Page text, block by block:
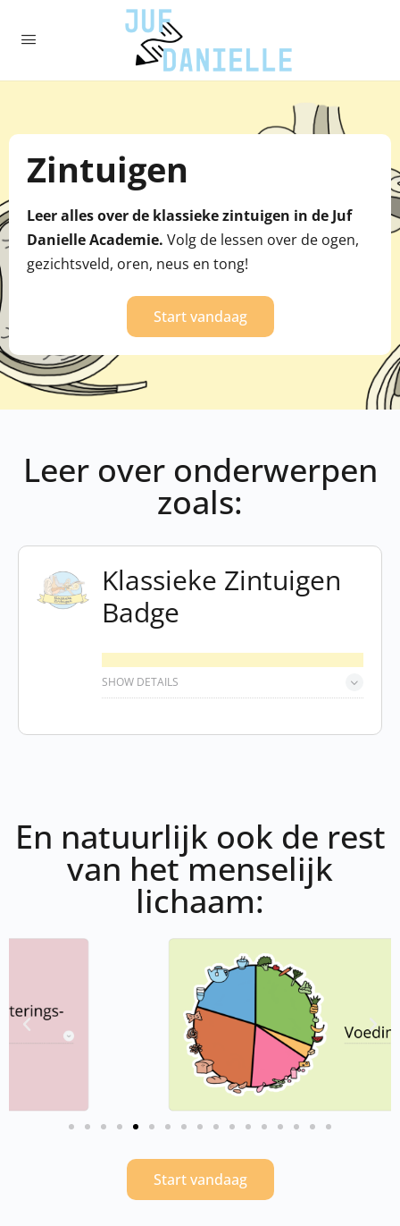
Zintuigen
Leer alles over de klassieke zintuigen in de Juf
Danielle Academie. Volg de lessen over de ogen,
gezichtsveld, oren, neus en tong!
Start vandaag
Leer over onderwerpen
zoals:
Klassieke Zintuigen
Badge
SHOW DETAILS
En natuurlijk ook de rest
van het menselijk
lichaam:
Start vandaag